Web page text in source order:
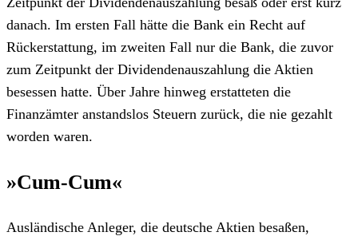
danach. Im ersten Fall hätte die Bank ein Recht auf
Rückerstattung, im zweiten Fall nur die Bank, die zuvor
zum Zeitpunkt der Dividendenauszahlung die Aktien
besessen hatte. Über Jahre hinweg erstatteten die
Finanzämter anstandslos Steuern zurück, die nie gezahlt
worden waren.
»Cum-Cum«
Ausländische Anleger, die deutsche Aktien besaßen,